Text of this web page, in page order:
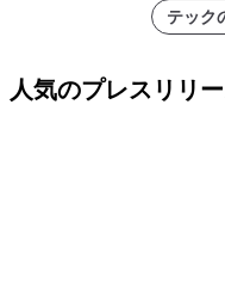
テック
人気のプレスリリ